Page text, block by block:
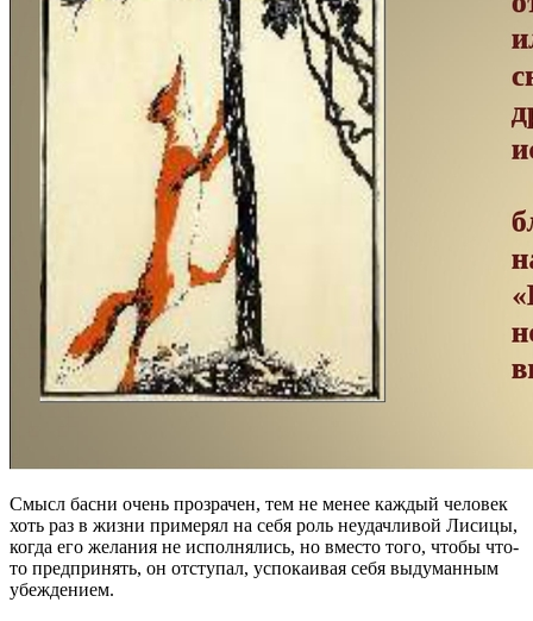
Смысл басни очень прозрачен, тем не менее каждый человек
хоть раз в жизни примерял на себя роль неудачливой Лисицы,
когда его желания не исполнялись, но вместо того, чтобы что-
то предпринять, он отступал, успокаивая себя выдуманным
убеждением.